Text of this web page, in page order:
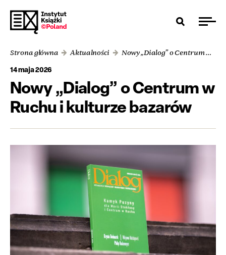
Strona główna Aktualności Nowy „Dialog” o Centrum w Ruchu i kulturze bazarów
14 maja 2026
Nowy „Dialog” o Centrum w
Ruchu i kulturze bazarów